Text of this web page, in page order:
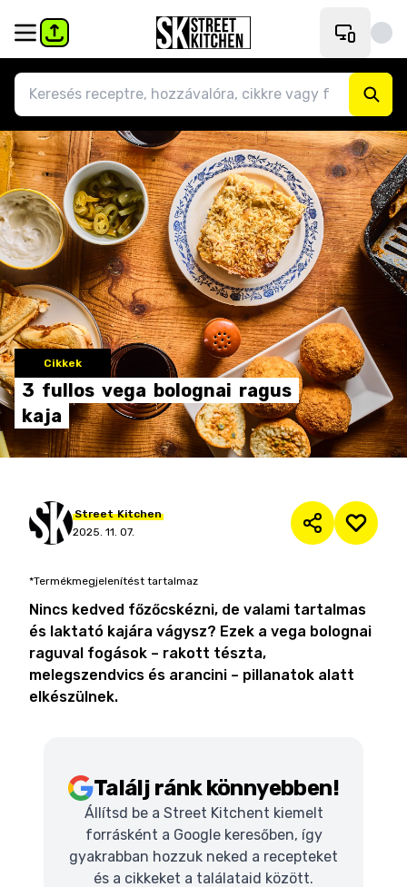
Cikkek
3 fullos vega bolognai ragus
kaja
Street Kitchen
2025. 11. 07.
*Termékmegjelenítést tartalmaz
Nincs kedved főzőcskézni, de valami tartalmas
és laktató kajára vágysz? Ezek a vega bolognai
raguval fogások – rakott tészta,
melegszendvics és arancini – pillanatok alatt
elkészülnek.
Találj ránk könnyebben!
Állítsd be a Street Kitchent kiemelt
forrásként a Google keresőben, így
gyakrabban hozzuk neked a recepteket
és a cikkeket a találataid között.